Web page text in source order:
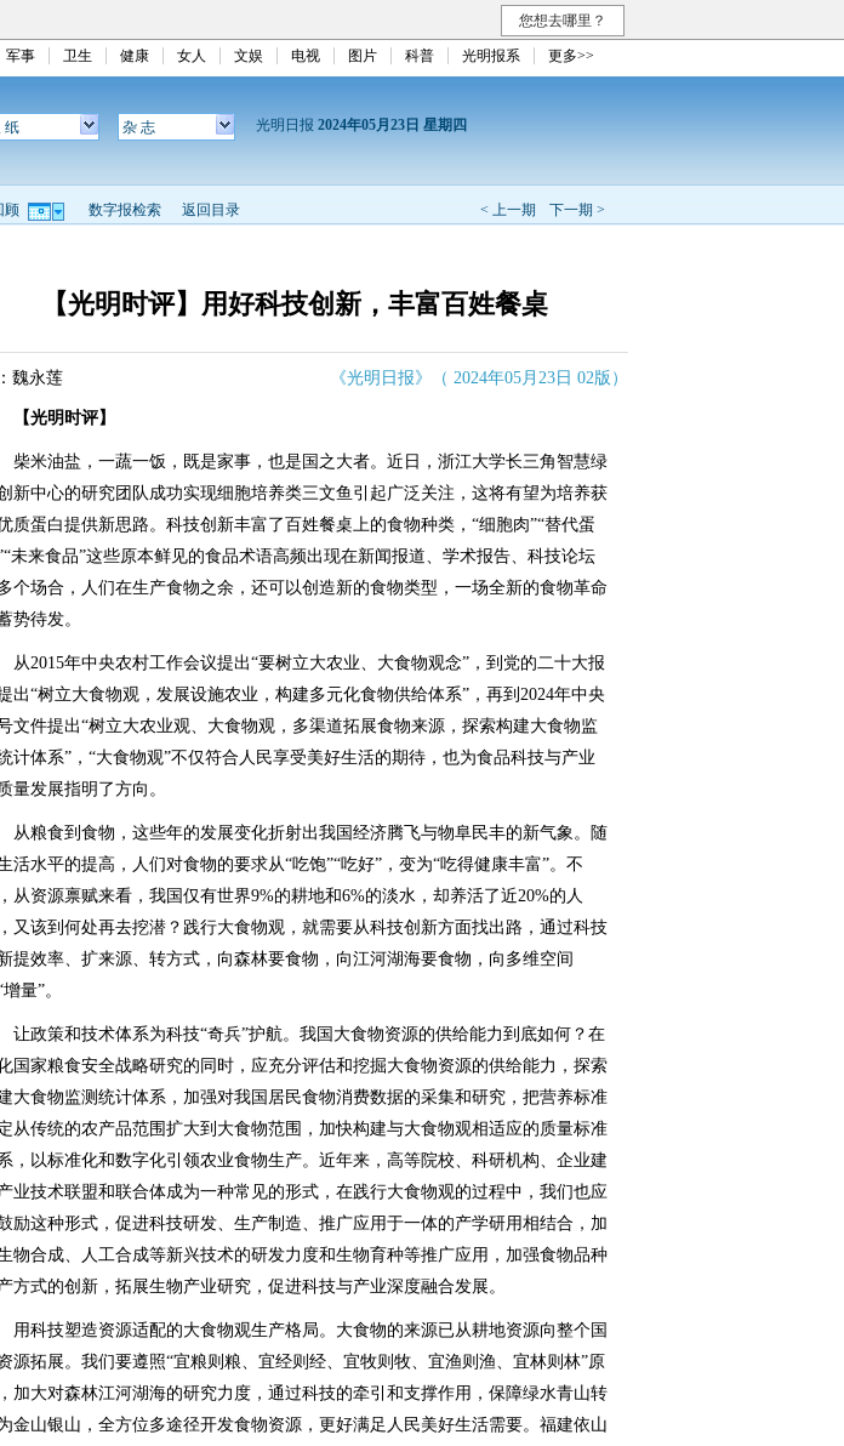
您想去哪里？
军事 卫生 健康 女人 文娱 电视 图片 科普 光明报系 更多>>
纸 杂 志 光明日报 2024年05月23日 星期四
< 上一期 下一期 >
顾 数字报检索 返回目录
【光明时评】用好科技创新，丰富百姓餐桌
魏永莲 《光明日报》（ 2024年05月23日 02版）
【光明时评】
米油盐，一蔬一饭，既是家事，也是国之大者。近日，浙江大学长三角智慧绿
新中心的研究团队成功实现细胞培养类三文鱼引起广泛关注，这将有望为培养获
质蛋白提供新思路。科技创新丰富了百姓餐桌上的食物种类，“细胞肉”“替代蛋
未来食品”这些原本鲜见的食品术语高频出现在新闻报道、学术报告、科技论坛
个场合，人们在生产食物之余，还可以创造新的食物类型，一场全新的食物革命
势待发。
2015年中央农村工作会议提出“要树立大农业、大食物观念”，到党的二十大报
出“树立大食物观，发展设施农业，构建多元化食物供给体系”，再到2024年中央
文件提出“树立大农业观、大食物观，多渠道拓展食物来源，探索构建大食物监
计体系”，“大食物观”不仅符合人民享受美好生活的期待，也为食品科技与产业
量发展指明了方向。
粮食到食物，这些年的发展变化折射出我国经济腾飞与物阜民丰的新气象。随
活水平的提高，人们对食物的要求从“吃饱”“吃好”，变为“吃得健康丰富”。不
从资源禀赋来看，我国仅有世界9%的耕地和6%的淡水，却养活了近20%的人
又该到何处再去挖潜？践行大食物观，就需要从科技创新方面找出路，通过科技
提效率、扩来源、转方式，向森林要食物，向江河湖海要食物，向多维空间
量”。
政策和技术体系为科技“奇兵”护航。我国大食物资源的供给能力到底如何？在
国家粮食安全战略研究的同时，应充分评估和挖掘大食物资源的供给能力，探索
大食物监测统计体系，加强对我国居民食物消费数据的采集和研究，把营养标准
从传统的农产品范围扩大到大食物范围，加快构建与大食物观相适应的质量标准
，以标准化和数字化引领农业食物生产。近年来，高等院校、科研机构、企业建
业技术联盟和联合体成为一种常见的形式，在践行大食物观的过程中，我们也应
励这种形式，促进科技研发、生产制造、推广应用于一体的产学研用相结合，加
物合成、人工合成等新兴技术的研发力度和生物育种等推广应用，加强食物品种
方式的创新，拓展生物产业研究，促进科技与产业深度融合发展。
科技塑造资源适配的大食物观生产格局。大食物的来源已从耕地资源向整个国
源拓展。我们要遵照“宜粮则粮、宜经则经、宜牧则牧、宜渔则渔、宜林则林”原
加大对森林江河湖海的研究力度，通过科技的牵引和支撑作用，保障绿水青山转
金山银山，全方位多途径开发食物资源，更好满足人民美好生活需要。福建依山